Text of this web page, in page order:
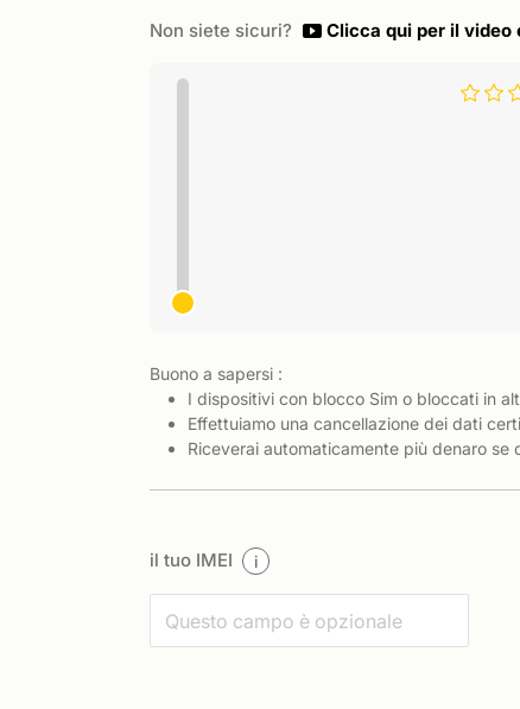
Non siete sicuri? Clicca qui per il video
Buono a sapersi :
I dispositivi con blocco Sim o bloccati in
Effettuiamo una cancellazione dei dati
Riceverai automaticamente più denaro
il tuo IMEI i